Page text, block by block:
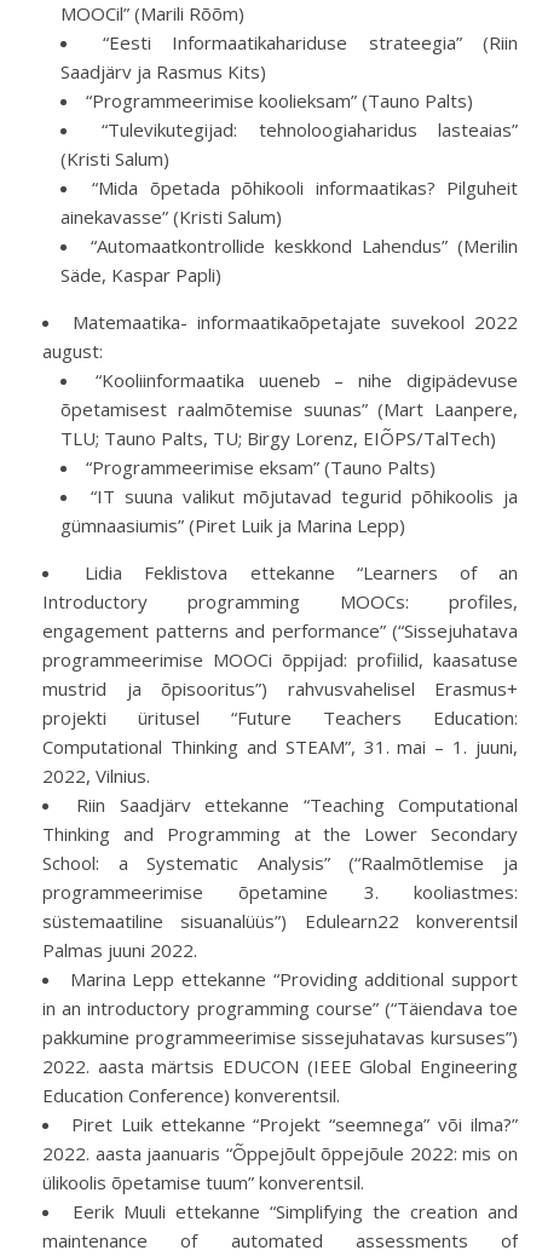
MOOCil” (Marili Rõõm)
“Eesti Informaatikahariduse strateegia” (Riin
Saadjärv ja Rasmus Kits)
“Programmeerimise koolieksam” (Tauno Palts)
“Tulevikutegijad: tehnoloogiaharidus lasteaias”
(Kristi Salum)
“Mida õpetada põhikooli informaatikas? Pilguheit
ainekavasse” (Kristi Salum)
“Automaatkontrollide keskkond Lahendus” (Merilin
Säde, Kaspar Papli)
Matemaatika- informaatikaõpetajate suvekool 2022
august:
“Kooliinformaatika uueneb – nihe digipädevuse
õpetamisest raalmõtemise suunas” (Mart Laanpere,
TLU; Tauno Palts, TU; Birgy Lorenz, EIÕPS/TalTech)
“Programmeerimise eksam” (Tauno Palts)
“IT suuna valikut mõjutavad tegurid põhikoolis ja
gümnaasiumis” (Piret Luik ja Marina Lepp)
Lidia Feklistova ettekanne “Learners of an
Introductory programming MOOCs: profiles,
engagement patterns and performance” (“Sissejuhatava
programmeerimise MOOCi õppijad: profiilid, kaasatuse
mustrid ja õpisooritus”) rahvusvahelisel Erasmus+
projekti üritusel “Future Teachers Education:
Computational Thinking and STEAM”, 31. mai – 1. juuni,
2022, Vilnius.
Riin Saadjärv ettekanne “Teaching Computational
Thinking and Programming at the Lower Secondary
School: a Systematic Analysis” (“Raalmõtlemise ja
programmeerimise õpetamine 3. kooliastmes:
süstemaatiline sisuanalüüs”) Edulearn22 konverentsil
Palmas juuni 2022.
Marina Lepp ettekanne “Providing additional support
in an introductory programming course” (“Täiendava toe
pakkumine programmeerimise sissejuhatavas kursuses”)
2022. aasta märtsis EDUCON (IEEE Global Engineering
Education Conference) konverentsil.
Piret Luik ettekanne “Projekt “seemnega” või ilma?”
2022. aasta jaanuaris “Õppejõult õppejõule 2022: mis on
ülikoolis õpetamise tuum” konverentsil.
Eerik Muuli ettekanne “Simplifying the creation and
maintenance of automated assessments of